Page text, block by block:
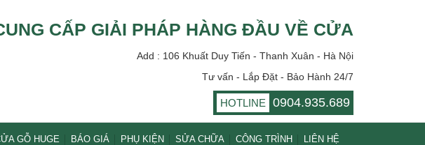
CẤP GIẢI PHÁP HÀNG ĐẦU VỀ CỬA
Add : 106 Khuất Duy Tiến - Thanh Xuân - Hà Nội
Tư vấn - Lắp Đặt - Bảo Hành 24/7
HOTLINE 0904.935.689
GỖ HUGE BÁO GIÁ PHỤ KIỆN SỬA CHỮA CÔNG TRÌNH LIÊN HỆ